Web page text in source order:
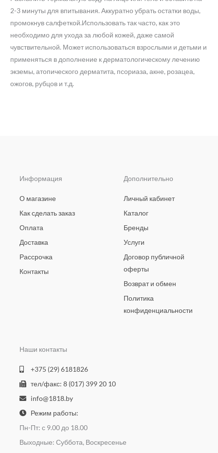
2-3 минуты для впитывания. Аккуратно убрать остатки воды,
промокнув салфеткой.Использовать так часто, как это
необходимо для ухода за любой кожей, даже самой
чувствительной. Может использоваться взрослыми и детьми и
применяться в дополнение к дерматологическому лечению
экземы, атопического дерматита, псориаза, акне, розацеа,
ожогов, рубцов и т.д.
Информация
О магазине
Как сделать заказ
Оплата
Доставка
Рассрочка
Контакты
Дополнительно
Личный кабинет
Каталог
Бренды
Услуги
Договор публичной
оферты
Возврат и обмен
Политика
конфиденциальности
Наши контакты
+375 (29) 6181826
тел/факс: 8 (017) 399 20 10
info@1818.by
Режим работы:
Пн-Пт: с 9.00 до 18.00
Выходные: Суббота, Воскресенье